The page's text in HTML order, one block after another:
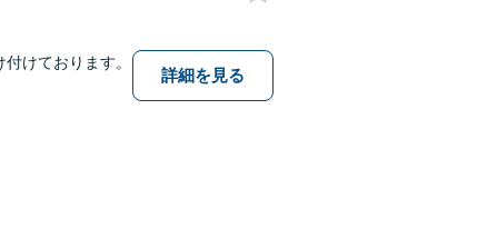
けております。
詳細を見る